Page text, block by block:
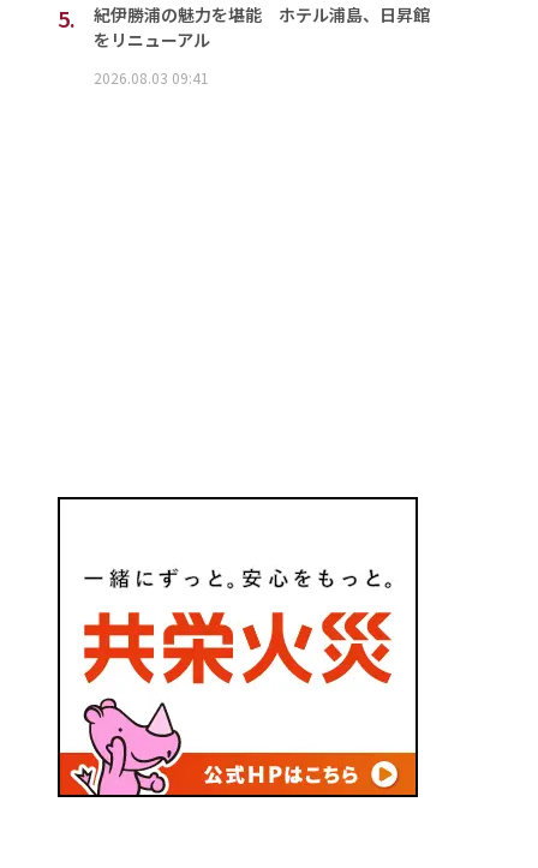
5.
紀伊勝浦の魅力を堪能 ホテル浦島、日昇館
をリニューアル
2026.08.03 09:41